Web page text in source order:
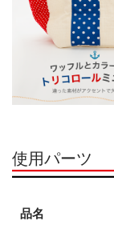
お問合せ
使用パーツ
品名